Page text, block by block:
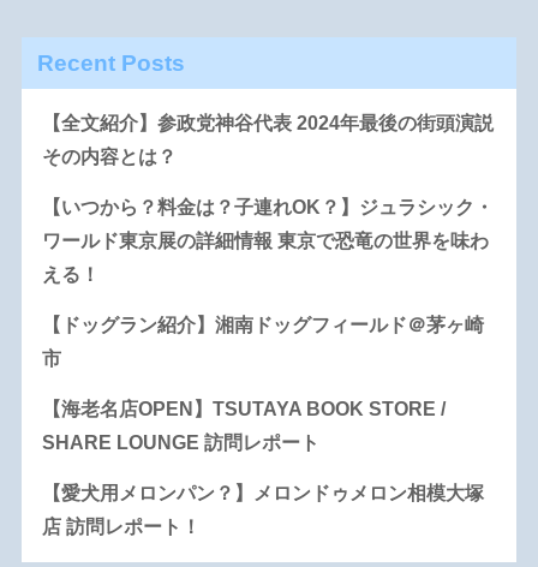
Recent Posts
【全文紹介】参政党神谷代表 2024年最後の街頭演説
その内容とは？
【いつから？料金は？子連れOK？】ジュラシック・
ワールド東京展の詳細情報 東京で恐竜の世界を味わ
える！
【ドッグラン紹介】湘南ドッグフィールド＠茅ヶ崎
市
【海老名店OPEN】TSUTAYA BOOK STORE /
SHARE LOUNGE 訪問レポート
【愛犬用メロンパン？】メロンドゥメロン相模大塚
店 訪問レポート！